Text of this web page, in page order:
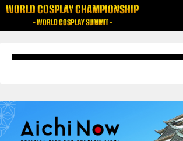
WORLD COSPLAY CHAMPIONSHIP
- WORLD COSPLAY SUMMIT -